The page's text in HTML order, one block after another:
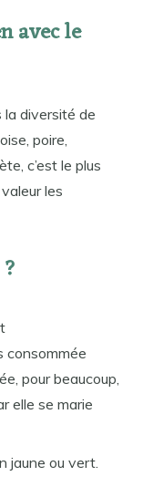
avec le
la diversité de
poire,
c’est le plus
les
consommée
pour beaucoup,
elle se marie
jaune ou vert.